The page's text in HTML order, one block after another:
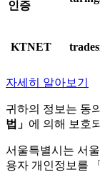
인증
KTNET
자세히 알아보기
귀하의 정보는 동
법」 에 의해 보호
서울특별시는 서
용자 개인정보를